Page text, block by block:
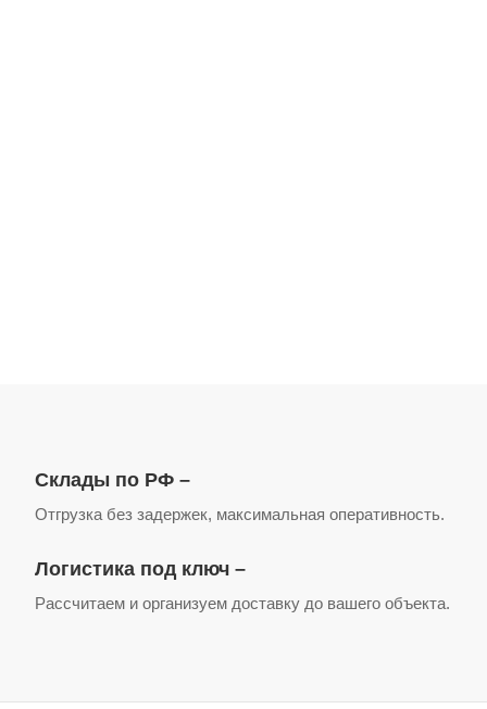
Склады по РФ –
Отгрузка без задержек, максимальная оперативность.
Логистика под ключ –
Рассчитаем и организуем доставку до вашего объекта.